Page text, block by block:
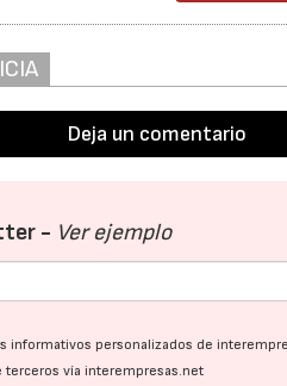
Deja un comentario
- Ver ejemplo
informativos personalizados de
vía interempresas.net